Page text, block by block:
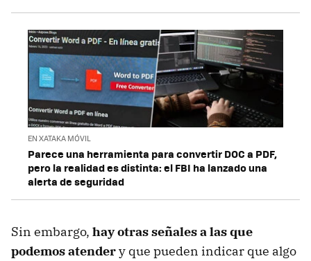
EN XATAKA MÓVIL
Parece una herramienta para convertir DOC a PDF,
pero la realidad es distinta: el FBI ha lanzado una
alerta de seguridad
Sin embargo, hay otras señales a las que
podemos atendery que pueden indicar que algo